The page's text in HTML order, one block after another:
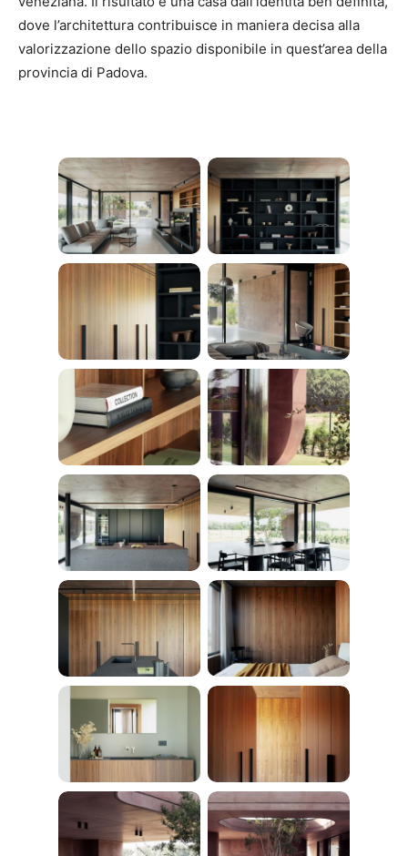
dove l’architettura contribuisce in maniera decisa alla
valorizzazione dello spazio disponibile in quest’area della
provincia di Padova.